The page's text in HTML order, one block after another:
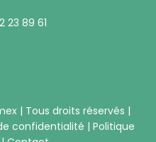
89 61
| Tous droits réservés |
confidentialité | Politique